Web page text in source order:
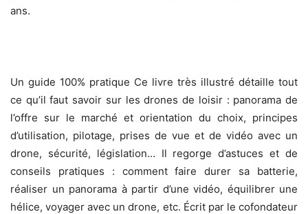
ans.
Un guide 100% pratique Ce livre très illustré détaille tout
ce qu’il faut savoir sur les drones de loisir : panorama de
l’offre sur le marché et orientation du choix, principes
d’utilisation, pilotage, prises de vue et de vidéo avec un
drone, sécurité, législation… Il regorge d’astuces et de
conseils pratiques : comment faire durer sa batterie,
réaliser un panorama à partir d’une vidéo, équilibrer une
hélice, voyager avec un drone, etc. Écrit par le cofondateur